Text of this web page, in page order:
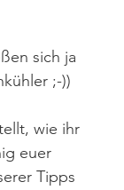
sich ja
;-))
wie ihr
euer
Tipps